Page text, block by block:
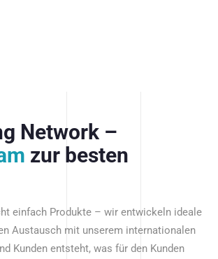
Network –
zur besten
einfach Produkte – wir entwickeln ideale
Austausch mit unserem internationalen
Kunden entsteht, was für den Kunden